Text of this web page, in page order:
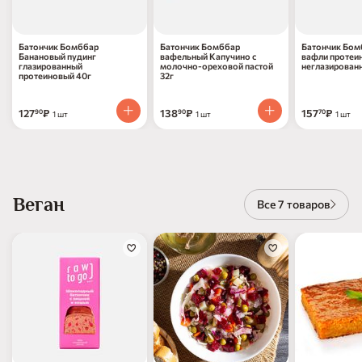
Батончик Бомббар
Банановый пудинг
глазированный
протеиновый 40г
12790₽ 1 шт
Батончик Бомббар
вафельный Капучино с
молочно-ореховой пастой
32г
13890₽ 1 шт
Батончик
вафли
15770₽ 1 шт
Веган Все 7 товаров